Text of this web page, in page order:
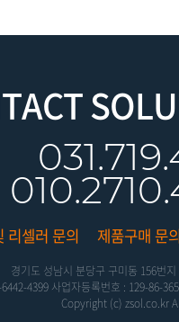
리셀러 문의 제품구매 문
경기도 성남시 분당구 구미동 156번
4399 사업자등록번호 : 129-86-
Copyright (c) zsol.co.kr